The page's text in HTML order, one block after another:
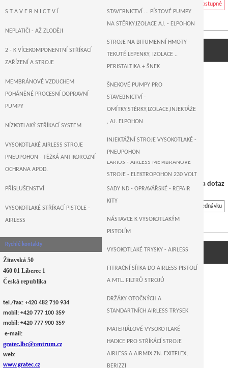
Nedostupné
TITAN PowrLiner 4955 xlt / 2 Gun
Cena na dotaz
Na objednávku
sací filtrační sítka na airless stroje Titan…
STROJE 230 VOLT
MEMBRÁNOVÉ VYSOKOTLAKÉ
LARIUS - AIRLESS MEMBRÁNOVÉ
STROJE - ELEKTROPOHON 230 VOLT
ZALÉVAČKY - VAŘIČE ASFALTU
S T A V E B N I C T V Í
STAVEBNICTVÍ ... PÍSTOVÉ PUMPY
NA STĚRKY,IZOLACE AJ. - ELPOHON
STROJE NA BITUMENNÍ HMOTY -
TEKUTÉ LEPENKY, IZOLACE ..
PERISTALTIKA + ŠNEK
ŠNEKOVÉ PUMPY PRO
STAVEBNICTVÍ -
OMÍTKY,STĚRKY,IZOLACE,INJEKTÁŽE
, AJ. ELPOHON
INJEKTÁŽNÍ STROJE VYSOKOTLAKÉ -
PNEUPOHON
NEPLATIČI - AŽ ZLODĚJI
2 - K VÍCEKOMPONENTNÍ STŘÍKACÍ
ZAŘÍZENÍ A STROJE
MEMBRÁNOVÉ VZDUCHEM
POHÁNĚNÉ PROCESNÍ DOPRAVNÍ
PUMPY
NÍZKOTLAKÝ STŘÍKACÍ SYSTEM
VYSOKOTLAKÉ AIRLESS STROJE
PNEUPOHON - TĚŽKÁ ANTIKOROZNÍ
OCHRANA APOD.
PŘÍSLUŠENSTVÍ
SADY ND - OPRAVÁŘSKÉ - REPAIR
KITY
NÁSTAVCE K VYSOKOTLAKÝM
PISTOLÍM
VYSOKOTLAKÉ TRYSKY - AIRLESS
FITRAČNÍ SÍTKA DO AIRLESS PISTOLÍ
A MTL. FILTRŮ STROJŮ
DRŽÁKY OTOČNÝCH A
STANDARTNÍCH AIRLESS TRYSEK
MATERIÁLOVÉ VYSOKOTLAKÉ
HADICE PRO STŘÍKÁCÍ STROJE
AIRLESS A AIRMIX ZN. EXITFLEX,
BERIZZI
VYSOKOTLAKÉ STŘÍKACÍ PISTOLE -
AIRLESS
Rychlé kontakty
Žitavská 50
460 01 Liberec 1
Česká republika
tel./fax: +420 482 710 934
mobil: +420 777 100 359
mobil: +420 777 900 359
e-mail:
gratec.lbc@centrum.cz
web:
www.gratec.cz